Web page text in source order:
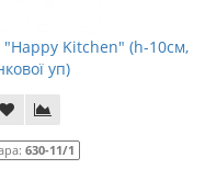
"Happy Kitchen" (h-10см,
уп)
630-11/1